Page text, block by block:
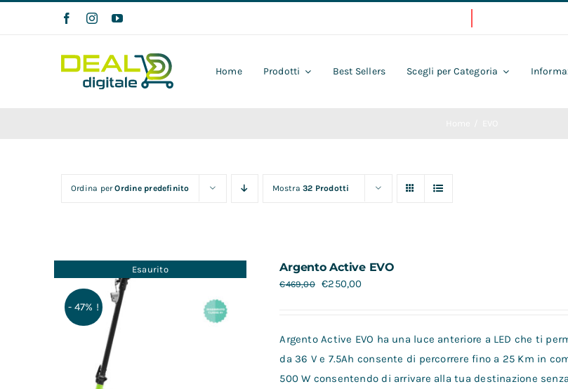
Home Prodotti Best Sellers Scegli per Categoria
Ordina perOrdine predefinito Mostra32 Prodotti
Esaurito
- 47% !
Argento Active EVO
€469,00 €250,00
Argento Active EVO ha una luce anteriore a LED che ti
da 36 V e 7.5Ah consente di percorrere fino a 25 Km in
500 W consentendo di arrivare alla tua destinazione